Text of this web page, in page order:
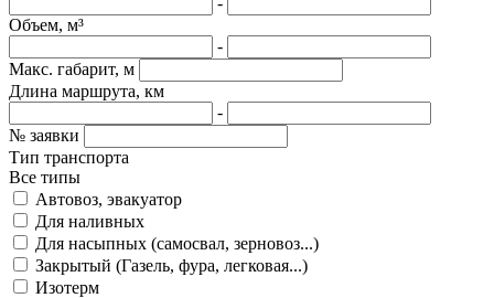
Объем, м³
-
Макс. габарит, м
Длина маршрута, км
-
№ заявки
Тип транспорта
Все типы
Автовоз, эвакуатор
Для наливных
Для насыпных (самосвал, зерновоз...)
Закрытый (Газель, фура, легковая...)
Изотерм